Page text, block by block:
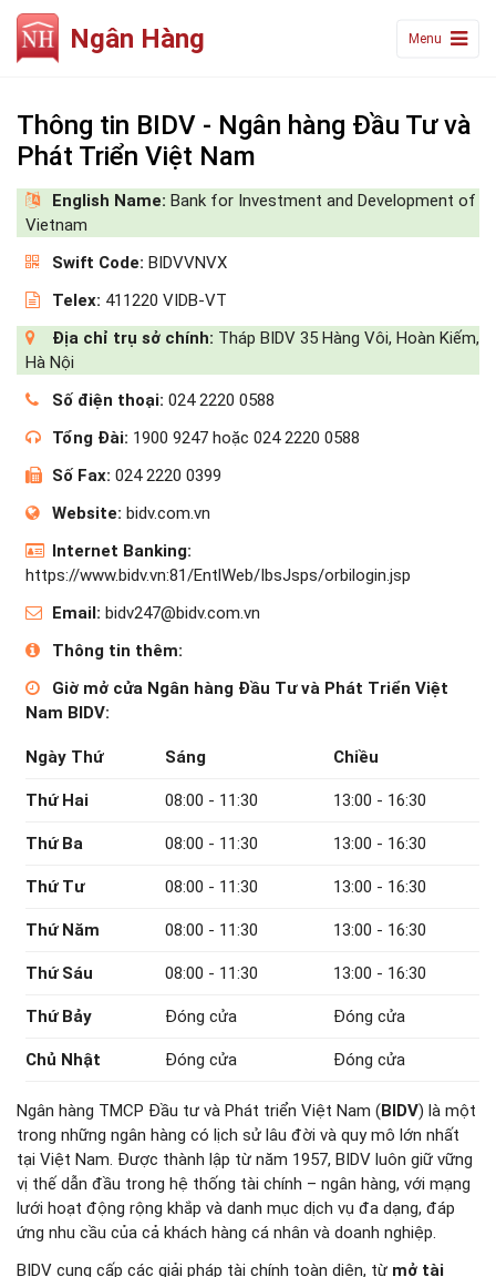
Ngân Hàng Menu
Thông tin BIDV - Ngân hàng Đầu Tư và
Phát Triển Việt Nam
English Name: Bank for Investment and Development of
Vietnam
Swift Code: BIDVVNVX
Telex: 411220 VIDB-VT
Địa chỉ trụ sở chính: Tháp BIDV 35 Hàng Vôi, Hoàn Kiếm,
Hà Nội
Số điện thoại: 024 2220 0588
Tổng Đài: 1900 9247 hoặc 024 2220 0588
Số Fax: 024 2220 0399
Website: bidv.com.vn
Internet Banking:
https://www.bidv.vn:81/EntlWeb/IbsJsps/orbilogin.jsp
Email: bidv247@bidv.com.vn
Thông tin thêm:
Giờ mở cửa Ngân hàng Đầu Tư và Phát Triển Việt
Nam BIDV:
Ngày Thứ Sáng Chiều
Thứ Hai 08:00 - 11:30 13:00 - 16:30
Thứ Ba 08:00 - 11:30 13:00 - 16:30
Thứ Tư 08:00 - 11:30 13:00 - 16:30
Thứ Năm 08:00 - 11:30 13:00 - 16:30
Thứ Sáu 08:00 - 11:30 13:00 - 16:30
Thứ Bảy Đóng cửa Đóng cửa
Chủ Nhật Đóng cửa Đóng cửa
Ngân hàng TMCP Đầu tư và Phát triển Việt Nam (BIDV) là một
trong những ngân hàng có lịch sử lâu đời và quy mô lớn nhất
tại Việt Nam. Được thành lập từ năm 1957, BIDV luôn giữ vững
vị thế dẫn đầu trong hệ thống tài chính – ngân hàng, với mạng
lưới hoạt động rộng khắp và danh mục dịch vụ đa dạng, đáp
ứng nhu cầu của cả khách hàng cá nhân và doanh nghiệp.
BIDV cung cấp các giải pháp tài chính toàn diện, từ mở tài